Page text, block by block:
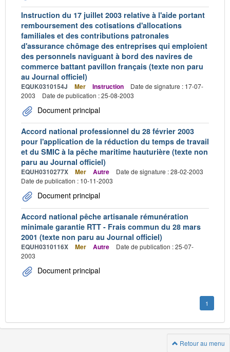
Instruction du 17 juillet 2003 relative à l'aide portant
remboursement des cotisations d'allocations
familiales et des contributions patronales
d'assurance chômage des entreprises qui emploient
des personnels naviguant à bord des navires de
commerce battant pavillon français (texte non paru
au Journal officiel)
EQUK0310154J Mer Instruction
Date de signature : 17-07-
2003
Date de publication : 25-08-2003
Document principal
Accord national professionnel du 28 février 2003
pour l'application de la réduction du temps de travail
et du SMIC à la pêche maritime hauturière (texte non
paru au Journal officiel)
EQUH0310277X Mer Autre
Date de signature : 28-02-2003
Date de publication : 10-11-2003
Document principal
Accord national pêche artisanale rémunération
minimale garantie RTT - Frais commun du 28 mars
2001 (texte non paru au Journal officiel)
EQUH0310116X Mer Autre
Date de publication : 25-07-
2003
Document principal
1
Retour au menu